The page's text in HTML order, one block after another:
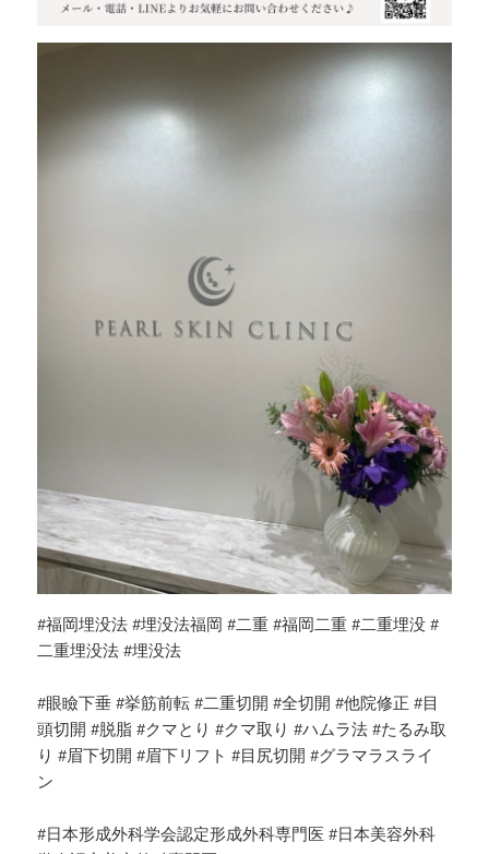
#福岡埋没法 #埋没法福岡 #二重 #福岡二重 #二重埋没 #
二重埋没法 #埋没法
#眼瞼下垂 #挙筋前転 #二重切開 #全切開 #他院修正 #目
頭切開 #脱脂 #クマとり #クマ取り #ハムラ法 #たるみ取
り #眉下切開 #眉下リフト #目尻切開 #グラマラスライ
ン
#日本形成外科学会認定形成外科専門医 #日本美容外科